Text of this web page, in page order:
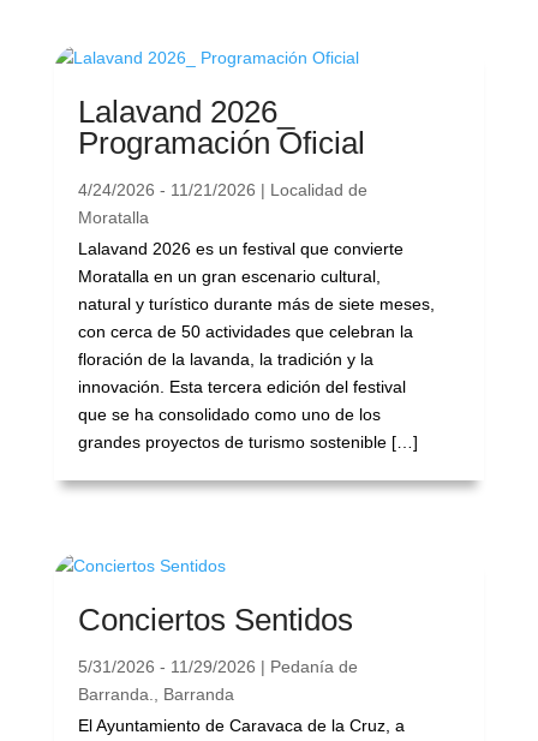
Lalavand 2026_
Programación Oficial
4/24/2026 - 11/21/2026 | Localidad de
Moratalla
Lalavand 2026 es un festival que convierte
Moratalla en un gran escenario cultural,
natural y turístico durante más de siete meses,
con cerca de 50 actividades que celebran la
floración de la lavanda, la tradición y la
innovación. Esta tercera edición del festival
que se ha consolidado como uno de los
grandes proyectos de turismo sostenible […]
Conciertos Sentidos
5/31/2026 - 11/29/2026 | Pedanía de
Barranda., Barranda
El Ayuntamiento de Caravaca de la Cruz, a